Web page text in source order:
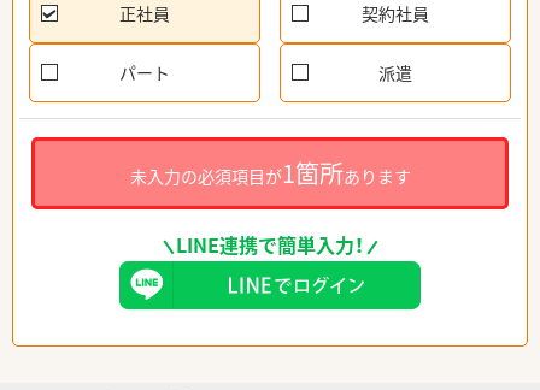
正社員 契約社員
パート 派遣
未入力の必須項目が1箇所あります
LINE連携で簡単入力！